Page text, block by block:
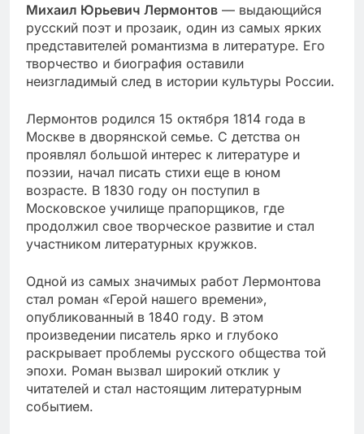
Михаил Юрьевич Лермонтов — выдающийся
русский поэт и прозаик, один из самых ярких
представителей романтизма в литературе. Его
творчество и биография оставили
неизгладимый след в истории культуры России.
Лермонтов родился 15 октября 1814 года в
Москве в дворянской семье. С детства он
проявлял большой интерес к литературе и
поэзии, начал писать стихи еще в юном
возрасте. В 1830 году он поступил в
Московское училище прапорщиков, где
продолжил свое творческое развитие и стал
участником литературных кружков.
Одной из самых значимых работ Лермонтова
стал роман «Герой нашего времени»,
опубликованный в 1840 году. В этом
произведении писатель ярко и глубоко
раскрывает проблемы русского общества той
эпохи. Роман вызвал широкий отклик у
читателей и стал настоящим литературным
событием.